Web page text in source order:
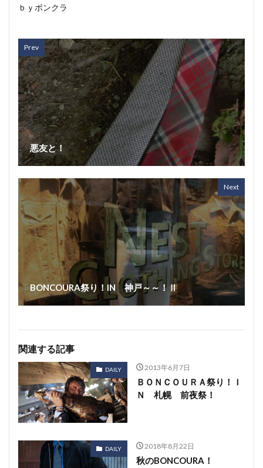
ｂｙボンクラ
Prev
悪友と！
Next
BONCOURA祭り！IN 神戸～～！Ⅱ
関連する記事
DAILY 2013年6月7日
ＢＯＮＣＯＵＲＡ祭り！Ｉ
Ｎ 札幌 前夜祭！
DAILY 2018年8月22日
秋のBONCOURA！